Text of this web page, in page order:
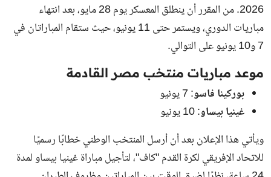
2026. من المقرر أن ينطلق المعسكر يوم 28 مايو، بعد انتهاء
مباريات الدوري، ويستمر حتى 11 يونيو، حيث ستقام المباراتان في
7 و10 يونيو على التوالي.
موعد مباريات منتخب مصر القادمة
بوركينا فاسو: 7 يونيو
غينيا بيساو: 10 يونيو
ويأتي هذا الإعلان بعد أن أرسل المنتخب الوطني خطابًا رسميًا
للاتحاد الإفريقي لكرة القدم "كاف"، لتأجيل مباراة غينيا بيساو لمدة